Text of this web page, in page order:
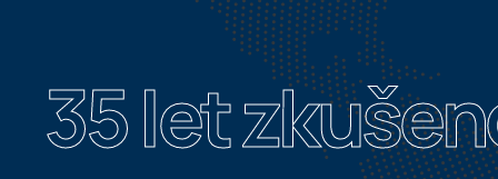
35 let